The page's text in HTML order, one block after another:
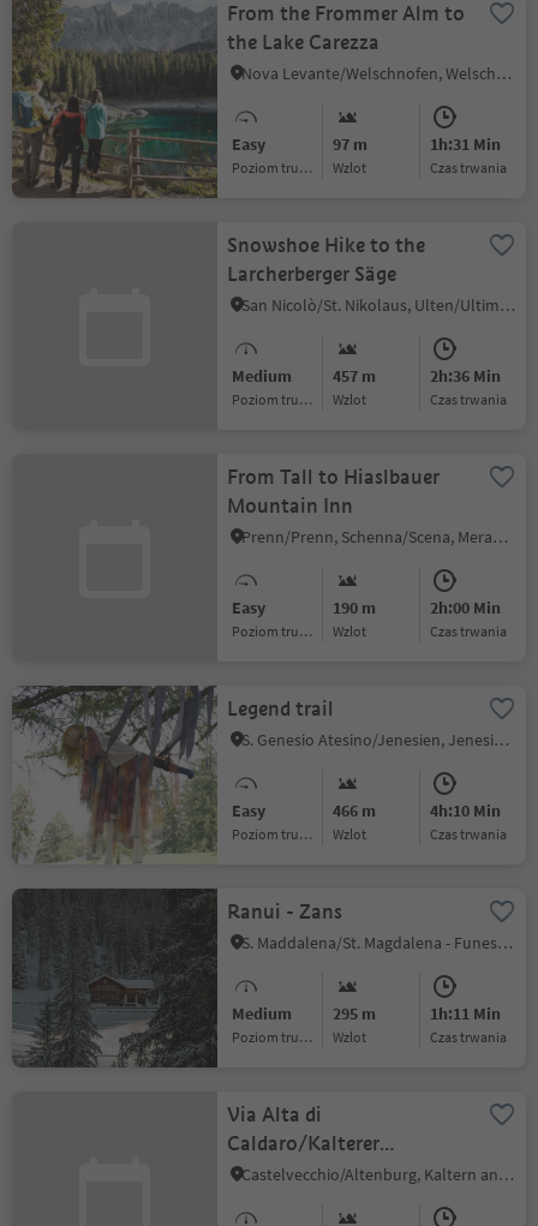
From the Frommer Alm to
the Lake Carezza
Nova Levante/Welschnofen, Welschnofen/Nova Levante, Dolomites Region Eggental
Easy
Poziom trudności
97 m
Wzlot
1h:31 Min
czas trwania
Snowshoe Hike to the
Larcherberger Säge
San Nicolò/St. Nikolaus, Ulten/Ultimo, Meran/Merano and environs
Medium
Poziom trudności
457 m
Wzlot
2h:36 Min
czas trwania
From Tall to Hiaslbauer
Mountain Inn
Prenn/Prenn, Schenna/Scena, Meran/Merano and environs
Easy
Poziom trudności
190 m
Wzlot
2h:00 Min
czas trwania
Legend trail
S. Genesio Atesino/Jenesien, Jenesien/San Genesio Atesino, Bolzano/Bozen and environs
Easy
Poziom trudności
466 m
Wzlot
4h:10 Min
czas trwania
Ranui - Zans
S. Maddalena/St. Magdalena - Funes/Villnöss, Villnöss/Funes, Dolomites Region Lüsen Villnöss
Medium
Poziom trudności
295 m
Wzlot
1h:11 Min
czas trwania
Via Alta di
Caldaro/Kalterer
Höhenweg
Castelvecchio/Altenburg, Kaltern an der Weinstraße/Caldaro sulla Strada del Vino, Alto Adige Wine Road